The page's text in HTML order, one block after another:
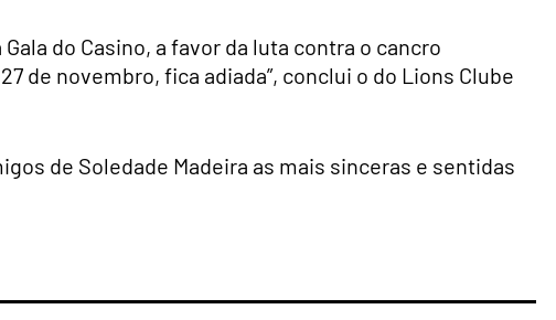
do Casino, a favor da luta contra o cancro
de novembro, fica adiada”, conclui o do Lions Clube
de Soledade Madeira as mais sinceras e sentidas